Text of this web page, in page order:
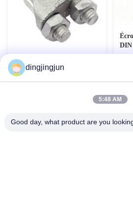
Clampes de câbles
personnalisées DIN 741 avec
galvanisation à chaud et
DIN
de
dingjingjun
5:48 AM
Good day, what product are you